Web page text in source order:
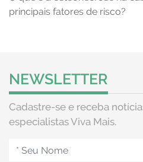
principais fatores de risco?
NEWSLETTER
Cadastre-se e receba
especialistas Viva Mais.